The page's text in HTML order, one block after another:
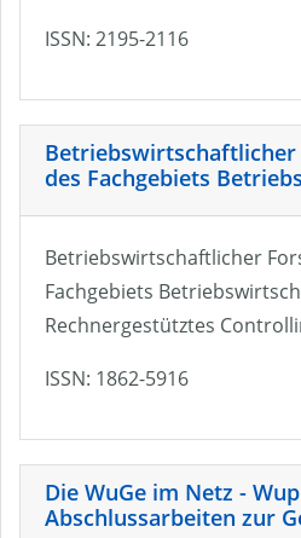
ISSN: 2195-2116
des Fachgebiets
Betriebswirtschaftlicher
Fachgebiets
Rechnergestütztes
ISSN: 1862-5916
Die WuGe im Netz -
Abschlussarbeiten zur